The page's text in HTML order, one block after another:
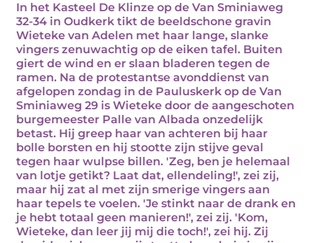
In het Kasteel De Klinze op de Van Sminiaweg
32-34 in Oudkerk tikt de beeldschone gravin
Wieteke van Adelen met haar lange, slanke
vingers zenuwachtig op de eiken tafel. Buiten
giert de wind en er slaan bladeren tegen de
ramen. Na de protestantse avonddienst van
afgelopen zondag in de Pauluskerk op de Van
Sminiaweg 29 is Wieteke door de aangeschoten
burgemeester Palle van Albada onzedelijk
betast. Hij greep haar van achteren bij haar
bolle borsten en hij stootte zijn stijve geval
tegen haar wulpse billen. 'Zeg, ben je helemaal
van lotje getikt? Laat dat, ellendeling!', zei zij,
maar hij zat al met zijn smerige vingers aan
haar tepels te voelen. 'Je stinkt naar de drank en
je hebt totaal geen manieren!', zei zij. 'Kom,
Wieteke, dan leer jij mij die toch!', zei hij. Zij